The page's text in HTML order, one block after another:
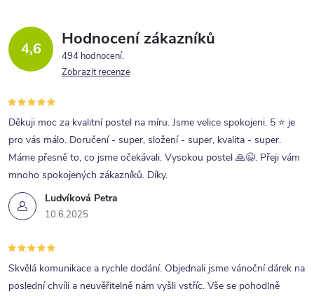
4,6 Hodnocení zákazníků
494 hodnocení
Zobrazit recenze
Ludvíková Petra
10.6.2025
Děkuji moc za kvalitní postel na míru. Jsme velice spokojeni. 5 ⭐ je
pro vás málo. Doručení - super, složení - super, kvalita - super.
Máme přesně to, co jsme očekávali. Vysokou postel 🙏😉. Přeji vám
mnoho spokojených zákazníků. Díky.
Skvělá komunikace a rychle dodání. Objednali jsme vánoční dárek na
poslední chvíli a neuvěřitelně nám vyšli vstříc. Vše se pohodlně